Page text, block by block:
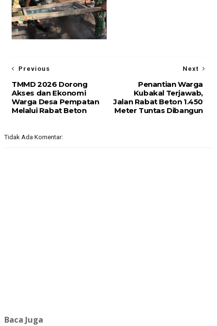
Next
Penantian Warga
Kubakal Terjawab,
Jalan Rabat Beton 1.450
Meter Tuntas Dibangun
Previous
TMMD 2026 Dorong
Akses dan Ekonomi
Warga Desa Pempatan
Melalui Rabat Beton
Tidak Ada Komentar:
Baca Juga